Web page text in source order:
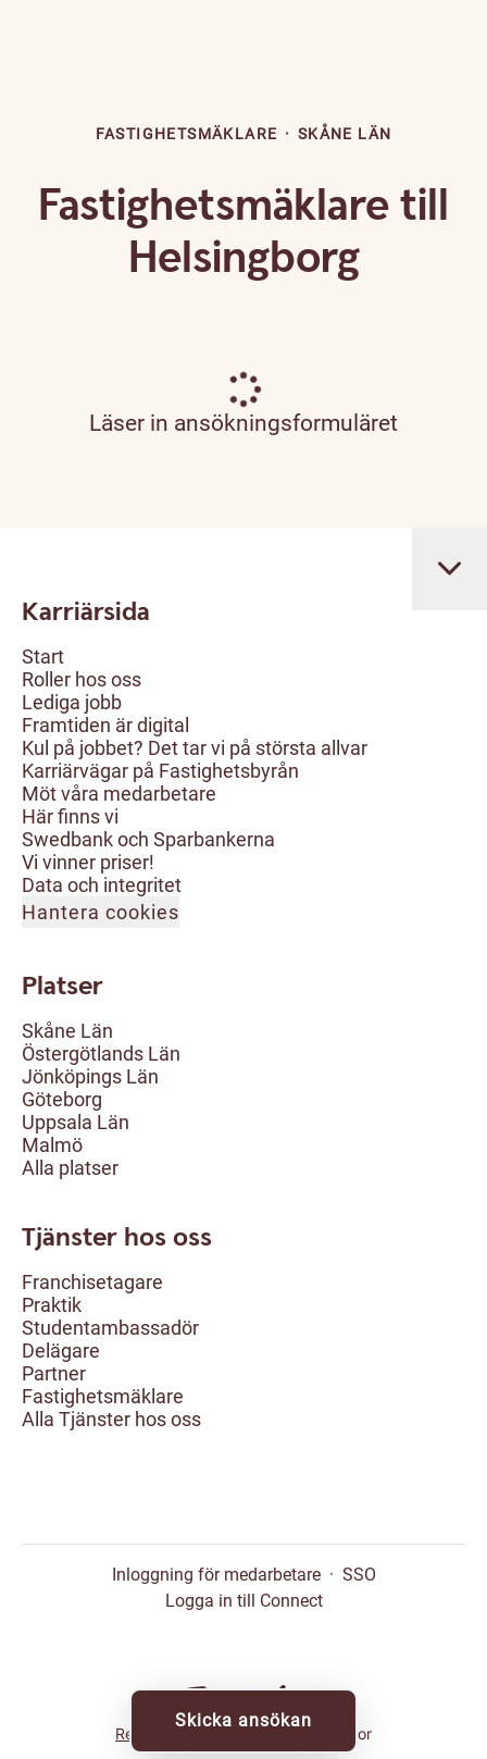
Skicka ansökan
FASTIGHETSMÄKLARE · SKÅNE LÄN
Fastighetsmäklare till
Helsingborg
Läser in ansökningsformuläret
Karriärsida
Start
Roller hos oss
Lediga jobb
Framtiden är digital
Kul på jobbet? Det tar vi på största allvar
Karriärvägar på Fastighetsbyrån
Möt våra medarbetare
Här finns vi
Swedbank och Sparbankerna
Vi vinner priser!
Data och integritet
Hantera cookies
Platser
Skåne Län
Östergötlands Län
Jönköpings Län
Göteborg
Uppsala Län
Malmö
Alla platser
Tjänster hos oss
Franchisetagare
Praktik
Studentambassadör
Delägare
Partner
Fastighetsmäklare
Alla Tjänster hos oss
Inloggning för medarbetare · SSO
Logga in till Connect
Rekryteringsverktyg från Teamtailor